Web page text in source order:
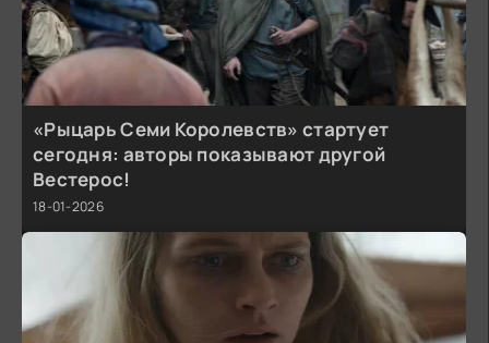
«Рыцарь Семи Королевств» стартует
сегодня: авторы показывают другой
Вестерос!
18-01-2026